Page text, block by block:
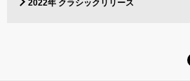
2022年 クラシックリリース